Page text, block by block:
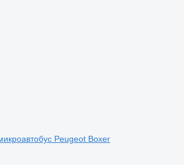
Peugeot Boxer